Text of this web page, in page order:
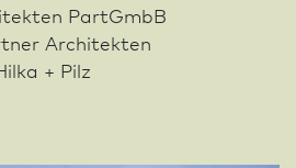
PartGmbB
Architekten
+ Pilz